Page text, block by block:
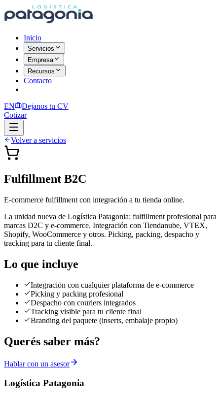
Inicio
Servicios
Empresa
Recursos
Contacto
EN
Dejanos tu CV
Cotizar
Volver a servicios
Fulfillment B2C
E-commerce fulfillment con integración a tu tienda online.
La unidad nueva de Logística Patagonia: fulfillment profesional para
marcas D2C y e-commerce. Integración con Tiendanube, VTEX,
Shopify, WooCommerce y otros. Picking, packing, despacho y
tracking para tu cliente final.
Lo que incluye
Integración con cualquier plataforma de e-commerce
Picking y packing profesional
Despacho con couriers integrados
Tracking visible para tu cliente final
Branding del paquete (inserts, embalaje propio)
Querés saber más?
Hablar con un asesor
Logística Patagonia